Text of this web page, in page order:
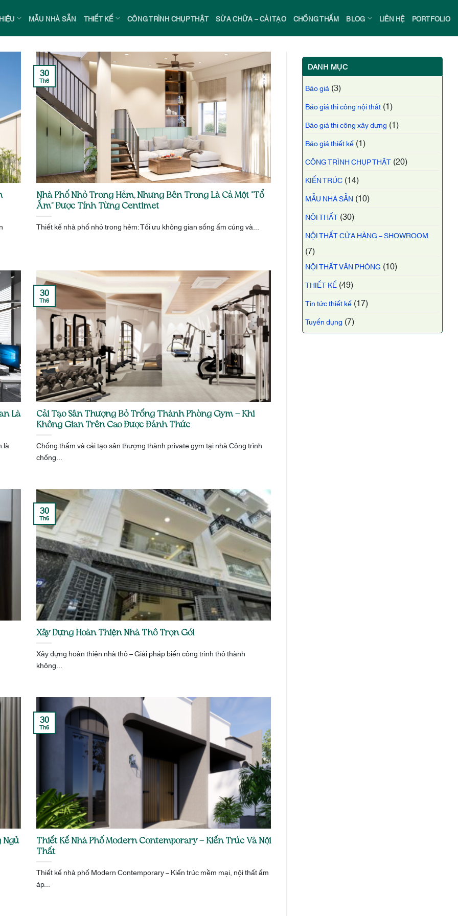
MẪU NHÀ SẴN THIẾT KẾ CÔNG TRÌNH CHỤP THẬT SỬA CHỮA – CẢI TẠO CHỐNG THẤM BLOG LIÊN HỆ PORTFOLIO
Nhà Phố Nhỏ Trong Hẻm, Nhưng Bên Trong Là Cả Một “Tổ
Ấm” Được Tính Từng Centimet
Thiết kế nhà phố nhỏ trong hẻm: Tối ưu không gian sống ấm cúng và...
30
Th6
Là
là
Cải Tạo Sân Thượng Bỏ Trống Thành Phòng Gym – Khi
Không Gian Trên Cao Được Đánh Thức
Chống thấm và cải tạo sân thượng thành private gym tại nhà Công trình
chống...
30
Th6
Xây Dựng Hoàn Thiện Nhà Thô Trọn Gói
Xây dựng hoàn thiện nhà thô – Giải pháp biến công trình thô thành
không...
30
Th6
Ngủ
Thiết Kế Nhà Phố Modern Contemporary – Kiến Trúc Và Nội
Thất
Thiết kế nhà phố Modern Contemporary – Kiến trúc mềm mại, nội thất ấm
áp...
30
Th6
DANH MỤC
Báo giá (3)
Báo giá thi công nội thất (1)
Báo giá thi công xây dựng (1)
Báo giá thiết kế (1)
CÔNG TRÌNH CHỤP THẬT (20)
KIẾN TRÚC (14)
MẪU NHÀ SẴN (10)
NỘI THẤT (30)
NỘI THẤT CỬA HÀNG – SHOWROOM
(7)
NỘI THẤT VĂN PHÒNG (10)
THIẾT KẾ (49)
Tin tức thiết kế (17)
Tuyển dụng (7)